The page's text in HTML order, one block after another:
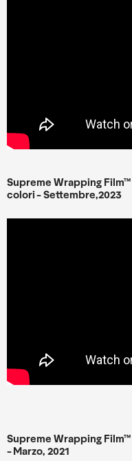
Supreme Wrapping
colori - Settembre,2023
Supreme Wrapping
- Marzo, 2021